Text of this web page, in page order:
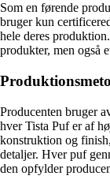
Som en førende
bruger kun
hele deres
produkter, men også
Producenten bruger
hver Tista Puf er af
konstruktion og
detaljer. Hver puf
den opfylder